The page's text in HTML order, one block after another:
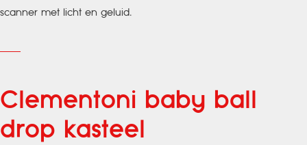
scanner met licht en geluid.
Clementoni baby ball
drop kasteel